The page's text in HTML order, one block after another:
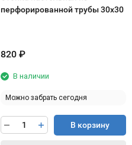
перфорированной трубы 30х30
820 ₽
В наличии
Можно забрать сегодня
В корзину